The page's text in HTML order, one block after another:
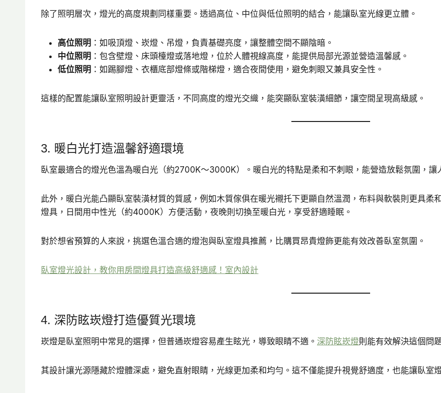
除了照明層次，燈光的高度規劃同樣重要。透過高位、中位與低位照明的結合，能讓臥室光線更立體。
高位照明 ：如吸頂燈、崁燈、吊燈，負責基礎亮度，讓整體空間不顯陰暗。
中位照明 ：包含壁燈、床頭檯燈或落地燈，位於人體視線高度，能提供局部光源並營造溫馨感。
低位照明 ：如踢腳燈、衣櫃底部燈條或階梯燈，適合夜間使用，避免刺眼又兼具安全性。
這樣的配置能讓臥室照明設計更靈活，不同高度的燈光交織，能突顯臥室裝潢細節，讓空間呈現高級感。
3. 暖白光打造溫馨舒適環境
臥室最適合的燈光色溫為暖白光（約2700K～3000K）。暖白光的特點是柔和不刺眼，能營造放鬆氛圍，讓
此外，暖白光能凸顯臥室裝潢材質的質感，例如木質傢俱在暖光襯托下更顯自然溫潤，布料與軟裝則更具柔
燈具，日間用中性光（約4000K）方便活動，夜晚則切換至暖白光，享受舒適睡眠。
對於想省預算的人來說，挑選色溫合適的燈泡與臥室燈具推薦，比購買昂貴燈飾更能有效改善臥室氛圍。
臥室燈光設計，教你用房間燈具打造高級舒適感！室內設計
4. 深防眩崁燈打造優質光環境
崁燈是臥室照明中常見的選擇，但普通崁燈容易產生眩光，導致眼睛不適。 深防眩崁燈則能有效解決這個問
其設計讓光源隱藏於燈體深處，避免直射眼睛，光線更加柔和均勻。這不僅能提升視覺舒適度，也能讓臥室